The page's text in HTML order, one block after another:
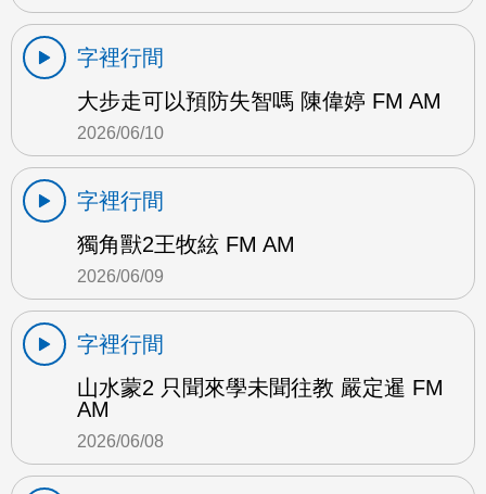
字裡行間
大步走可以預防失智嗎 陳偉婷 FM AM
2026/06/10
字裡行間
獨角獸2王牧絃 FM AM
2026/06/09
字裡行間
山水蒙2 只聞來學未聞往教 嚴定暹 FM
AM
2026/06/08